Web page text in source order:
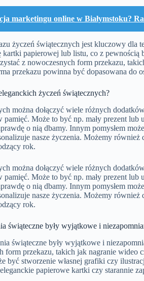
marketingu online w Białymstoku?
życzeń świątecznych jest kluczowy dla
papierowej lub listu, co z pewnością
z nowoczesnych form przekazu,
przekazu powinna być dopasowana do
życzeń świątecznych?
można dołączyć wiele różnych
Może to być np. mały prezent lub
o nią dbamy. Innym pomysłem
nasze życzenia. Możemy
rok.
można dołączyć wiele różnych
Może to być np. mały prezent lub
o nią dbamy. Innym pomysłem
nasze życzenia. Możemy
rok.
świąteczne były wyjątkowe i
świąteczne były wyjątkowe i
form przekazu, takich jak nagranie wideo
być stworzenie własnej grafiki czy
papierowe kartki czy starannie